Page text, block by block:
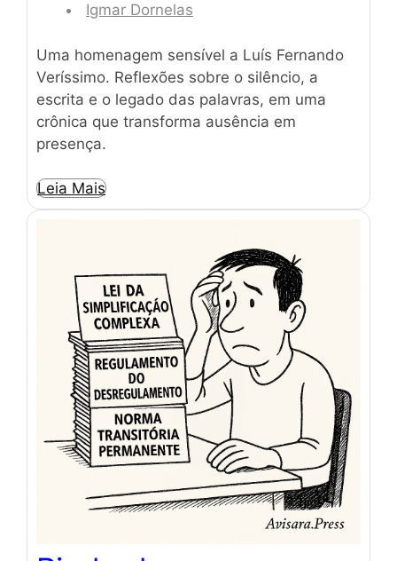
Igmar Dornelas
Uma homenagem sensível a Luís Fernando
Veríssimo. Reflexões sobre o silêncio, a
escrita e o legado das palavras, em uma
crônica que transforma ausência em
presença.
Leia Mais